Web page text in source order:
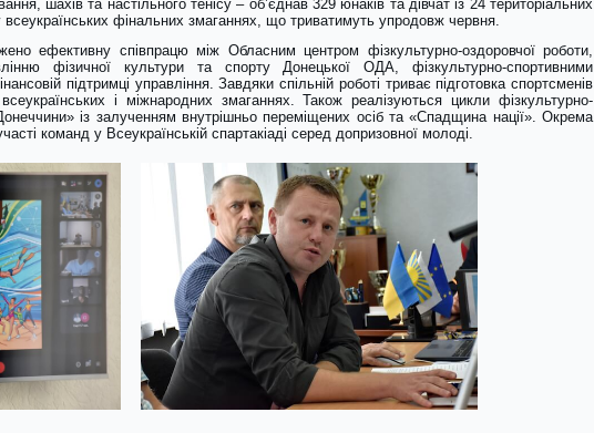
шахів та настільного тенісу – об’єднав 329 юнаків та дівчат із 24 територіальних
фінальних змаганнях, що триватимуть упродовж червня.
ефективну співпрацю між Обласним центром фізкультурно-оздоровчої роботи,
фізичної культури та спорту Донецької ОДА, фізкультурно-спортивними
підтримці управління. Завдяки спільній роботі триває підготовка спортсменів
і міжнародних змаганнях. Також реалізуються цикли фізкультурно-
із залученням внутрішньо переміщених осіб та «Спадщина нації». Окрема
команд у Всеукраїнській спартакіаді серед допризовної молоді.